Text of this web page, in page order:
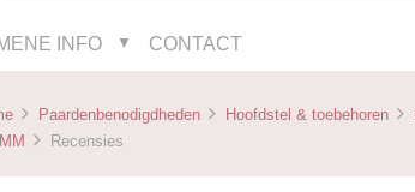
INFO ▼ CONTACT
Paardenbenodigdheden Hoofdstel & toebehoren
Recensies